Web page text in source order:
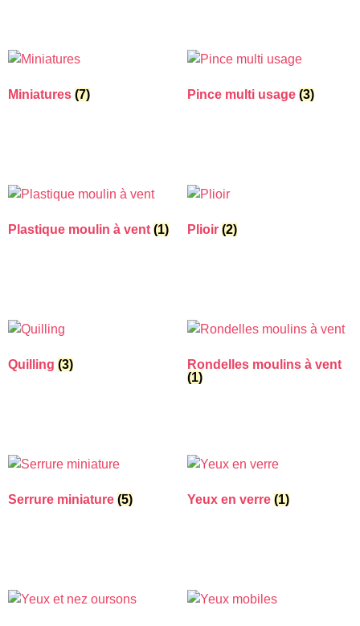
Miniatures (7) Pince multi usage (3)
Plastique moulin à vent (1) Plioir (2)
Quilling (3)
Rondelles moulins à vent
(1)
Serrure miniature (5) Yeux en verre (1)